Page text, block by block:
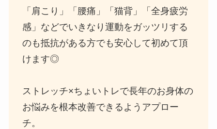
「肩こり」「腰痛」「猫背」「全身疲労
感」などでいきなり運動をガッツリする
のも抵抗がある方でも安心して初めて頂
けます◎
ストレッチ×ちょいトレで長年のお身体の
お悩みを根本改善できるようアプロー
チ。